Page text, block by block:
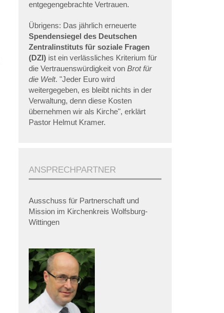
entgegengebrachte Vertrauen.
Übrigens: Das jährlich erneuerte
Spendensiegel des Deutschen
Zentralinstituts für soziale Fragen
(DZI)ist ein verlässliches Kriterium für
die Vertrauenswürdigkeit von Brot für
die Welt. "Jeder Euro wird
weitergegeben, es bleibt nichts in der
Verwaltung, denn diese Kosten
übernehmen wir als Kirche", erklärt
Pastor Helmut Kramer.
ANSPRECHPARTNER
Ausschuss für Partnerschaft und
Mission im Kirchenkreis Wolfsburg-
Wittingen